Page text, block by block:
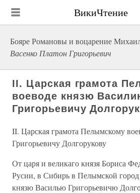
ВикиЧтение
Бояре Романовы и воцарение
Васенко Платон Григорьевич
II. Царская грамота
воеводе князю
Григорьевичу
II. Царская грамота Пелымскому
Григорьевичу Долгорукову
От царя и великаго князя Бориса
Русии, в Сибирь в Пелымской
князю Василью Григорьевичю